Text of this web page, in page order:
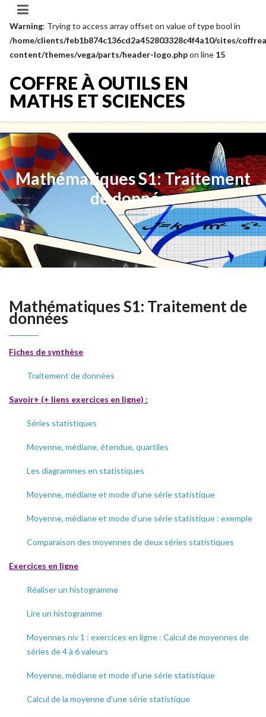
Warning: Trying to access array offset on value of type bool in
/home/clients/feb1b874c136cd2a452803328c4f4a10/sites/
content/themes/vega/parts/header-logo.phpon line 15
COFFRE À OUTILS EN
MATHS ET SCIENCES
Mathématiques S1: Traitement
de données
Mathématiques S1: Traitement de
données
Fiches de synthèse
Traitement de données
Savoir+ (+ liens exercices en ligne) :
Séries statistiques
Moyenne, médiane, étendue, quartiles
Les diagrammes en statistiques
Moyenne, médiane et mode d’une série statistique
Moyenne, médiane et mode d’une série statistique : exemple
Comparaison des moyennes de deux séries statistiques
Exercices en ligne
Réaliser un histogramme
Lire un histogramme
Moyennes niv 1 : exercices en ligne : Calcul de moyennes de
séries de 4 à 6 valeurs
Moyenne, médiane et mode d’une série statistique
Calcul de la moyenne d’une série statistique